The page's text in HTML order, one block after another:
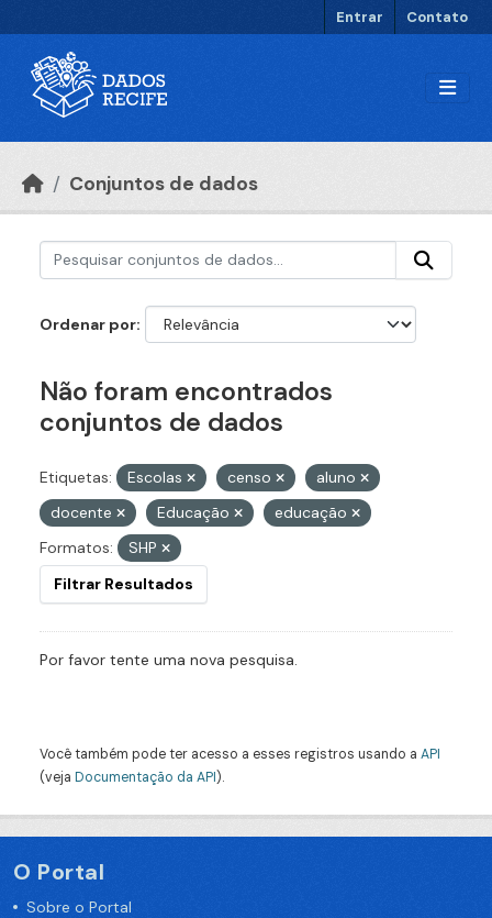
Entrar Contato
Conjuntos de dados
Ordenar por
Não foram encontrados
conjuntos de dados
Etiquetas: Escolas censo
aluno
docente
Educação
educação
Formatos:
SHP
Filtrar Resultados
Por favor tente uma nova pesquisa.
Você também pode ter acesso a esses registros usando a API
(veja Documentação da API).
O Portal
Sobre o Portal